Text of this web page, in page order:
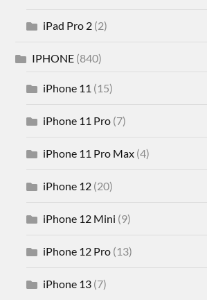
iPad Pro 2 (2)
IPHONE (840)
iPhone 11 (15)
iPhone 11 Pro (7)
iPhone 11 Pro Max (4)
iPhone 12 (20)
iPhone 12 Mini (9)
iPhone 12 Pro (13)
iPhone 13 (7)